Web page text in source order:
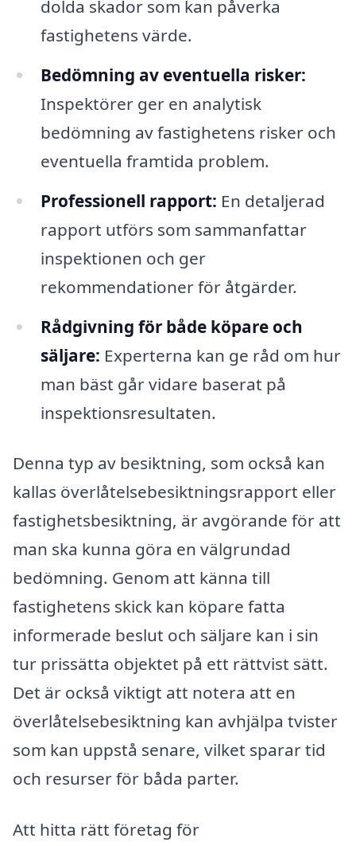
dolda skador som kan påverka
fastighetens värde.
Bedömning av eventuella risker:
Inspektörer ger en analytisk
bedömning av fastighetens risker och
eventuella framtida problem.
Professionell rapport: En detaljerad
rapport utförs som sammanfattar
inspektionen och ger
rekommendationer för åtgärder.
Rådgivning för både köpare och
säljare: Experterna kan ge råd om hur
man bäst går vidare baserat på
inspektionsresultaten.
Denna typ av besiktning, som också kan
kallas överlåtelsebesiktningsrapport eller
fastighetsbesiktning, är avgörande för att
man ska kunna göra en välgrundad
bedömning. Genom att känna till
fastighetens skick kan köpare fatta
informerade beslut och säljare kan i sin
tur prissätta objektet på ett rättvist sätt.
Det är också viktigt att notera att en
överlåtelsebesiktning kan avhjälpa tvister
som kan uppstå senare, vilket sparar tid
och resurser för båda parter.
Att hitta rätt företag för